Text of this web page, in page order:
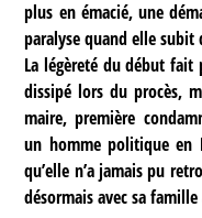
plus en émacié, une
paralyse quand elle
La légèreté du début fait
dissipé lors du procès,
maire, première
un homme politique en
qu’elle n’a jamais pu
désormais avec sa famille